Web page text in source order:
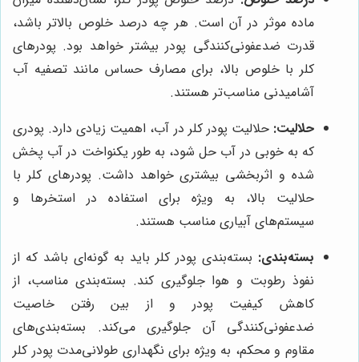
ماده موثر در آن است. هر چه درصد خلوص بالاتر باشد،
قدرت ضدعفونی‌کنندگی پودر بیشتر خواهد بود. پودرهای
کلر با خلوص بالا، برای مصارف حساس مانند تصفیه آب
آشامیدنی مناسب‌تر هستند.
حلالیت: حلالیت پودر کلر در آب، اهمیت زیادی دارد. پودری
که به خوبی در آب حل شود، به طور یکنواخت در آب پخش
شده و اثربخشی بیشتری خواهد داشت. پودرهای کلر با
حلالیت بالا، به ویژه برای استفاده در استخرها و
سیستم‌های آبیاری مناسب هستند.
بسته‌بندی: بسته‌بندی پودر کلر باید به گونه‌ای باشد که از
نفوذ رطوبت و هوا جلوگیری کند. بسته‌بندی مناسب، از
کاهش کیفیت پودر و از بین رفتن خاصیت
ضدعفونی‌کنندگی آن جلوگیری می‌کند. بسته‌بندی‌های
مقاوم و محکم، به ویژه برای نگهداری طولانی‌مدت پودر کلر